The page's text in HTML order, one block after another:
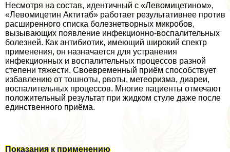
Несмотря на состав, идентичный с «Левомицетином»,
«Левомицетин Актитаб» работает результативнее против
расширенного списка болезнетворных микробов,
вызывающих появление инфекционно-воспалительных
болезней. Как антибиотик, имеющий широкий спектр
применения, он назначается для устранения
инфекционных и воспалительных процессов разной
степени тяжести. Своевременный приём способствует
избавлению от тошноты, рвоты, метеоризма, диареи,
воспалительных процессов. Многие пациенты отмечают
положительный результат при жидком стуле даже после
единственного приёма.
Показания к применению